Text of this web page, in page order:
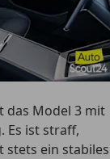
das Model 3 mit
Es ist straff,
ein stabiles